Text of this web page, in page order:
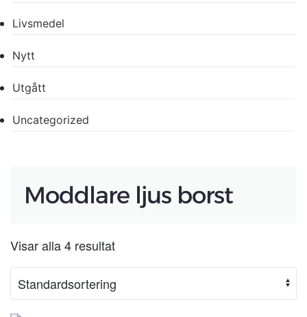
Livsmedel
Nytt
Utgått
Uncategorized
Moddlare ljus borst
Visar alla 4 resultat